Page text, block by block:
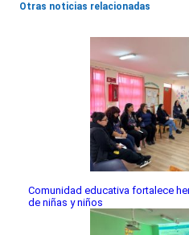
Otras noticias relacionadas
Comunidad educativa fortalece
de niñas y niños